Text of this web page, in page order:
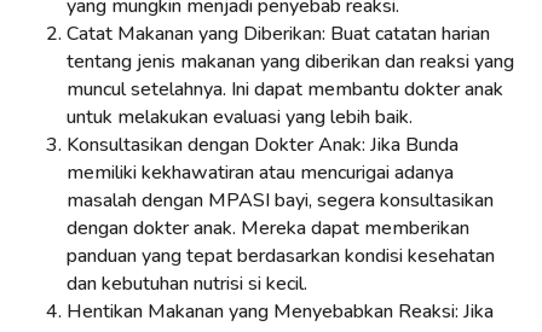
yang mungkin menjadi penyebab reaksi.
Catat Makanan yang Diberikan: Buat catatan harian
tentang jenis makanan yang diberikan dan reaksi yang
muncul setelahnya. Ini dapat membantu dokter anak
untuk melakukan evaluasi yang lebih baik.
Konsultasikan dengan Dokter Anak: Jika Bunda
memiliki kekhawatiran atau mencurigai adanya
masalah dengan MPASI bayi, segera konsultasikan
dengan dokter anak. Mereka dapat memberikan
panduan yang tepat berdasarkan kondisi kesehatan
dan kebutuhan nutrisi si kecil.
Hentikan Makanan yang Menyebabkan Reaksi: Jika